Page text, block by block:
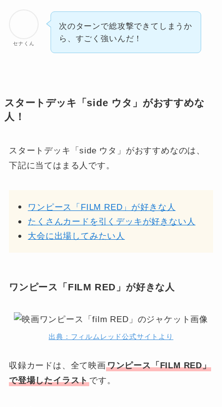
セナくん
次のターンで総攻撃できてしまうか
ら、すごく強いんだ！
スタートデッキ「side ウタ」がおすすめな
人！
スタートデッキ「side ウタ」がおすすめなのは、
下記に当てはまる人です。
ワンピース「FILM RED」が好きな人
たくさんカードを引くデッキが好きない人
大会に出場してみたい人
ワンピース「FILM RED」が好きな人
出典：フィルムレッド公式サイトより
収録カードは、全て映画ワンピース「FILM RED」
で登場したイラストです。